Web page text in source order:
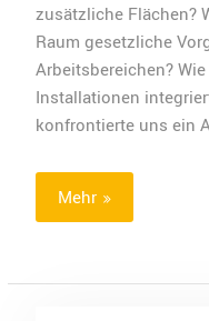
zusätzliche Flächen?
Raum gesetzliche
Arbeitsbereichen?
Installationen
konfrontierte uns ein
Mehr